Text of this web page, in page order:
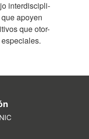
interdiscipli-
apoyen
que otor-